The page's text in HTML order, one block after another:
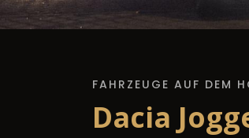
FAHRZEUGE AUF DEM
Dacia